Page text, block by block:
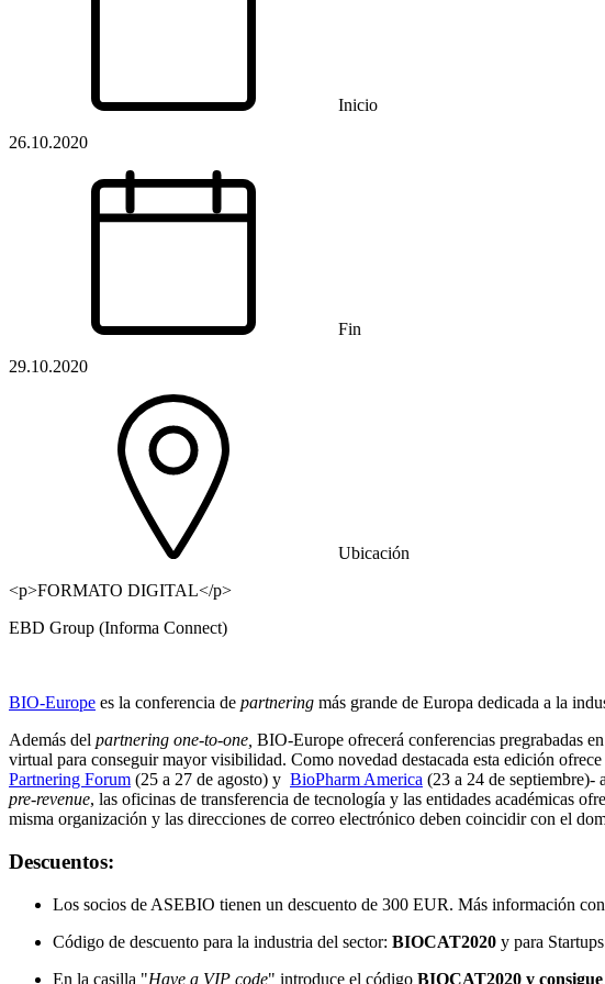
Inicio
26.10.2020
Fin
29.10.2020
Ubicación
<p>FORMATO DIGITAL</p>
EBD Group (Informa Connect)
BIO-Europe es la conferencia de partnering más grande de Europa dedicada a la
Además del partnering one-to-one, BIO-Europe ofrecerá conferencias pregrabadas
virtual para conseguir mayor visibilidad. Como novedad destacada esta edición
Partnering Forum (25 a 27 de agosto) y BioPharm America (23 a 24 de septiembre)-
pre-revenue, las oficinas de transferencia de tecnología y las entidades académicas
misma organización y las direcciones de correo electrónico deben coincidir con el
Descuentos:
Los socios de ASEBIO tienen un descuento de 300 EUR. Más información
Código de descuento para la industria del sector: BIOCAT2020 y para
En la casilla "Have a VIP code" introduce el código BIOCAT2020 y